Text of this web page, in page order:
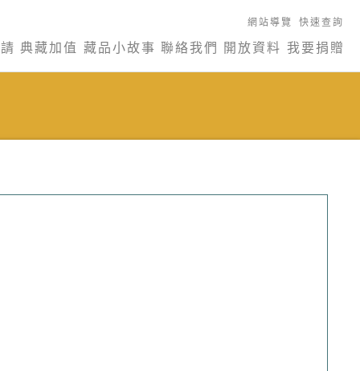
網站導覽 快速查詢
典藏加值 藏品小故事 聯絡我們 開放資料 我要捐贈